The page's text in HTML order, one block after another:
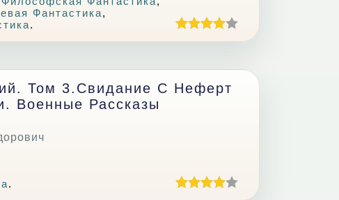
Фантастика,
.
Том 3.Свидание С Неферт
Военные Рассказы
.